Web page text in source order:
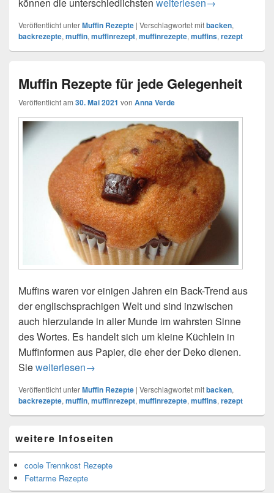
können die unterschiedlichsten weiterlesen→
Veröffentlicht unterMuffin Rezepte | Verschlagwortet mitbacken,
backrezepte, muffin, muffinrezept, muffinrezepte, muffins, rezept
Muffin Rezepte für jede Gelegenheit
Veröffentlicht am 30. Mai 2021 von Anna Verde
Muffins waren vor einigen Jahren ein Back-Trend aus
der englischsprachigen Welt und sind inzwischen
auch hierzulande in aller Munde im wahrsten Sinne
des Wortes. Es handelt sich um kleine Küchlein in
Muffinformen aus Papier, die eher der Deko dienen.
SieMuffin Rezepte für jede Gelegenheit
weiterlesen→
Veröffentlicht unterMuffin Rezepte | Verschlagwortet mitbacken,
backrezepte, muffin, muffinrezept, muffinrezepte, muffins, rezept
Seitenleisten-
Widgetbereich
weitere Infoseiten
coole Trennkost Rezepte
Fettarme Rezepte